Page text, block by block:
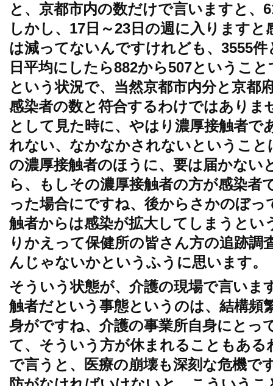
と、京都市内の数だけで言いますと、
しかし、17日～23日の週に入ります
は減ってないんですけれども、3555
日平均にしたら882から507というこ
という状況で、当然京都市内分と京都
感染者の数と符合するわけではありま
として見た時に、やはり濃厚接触者で
れない、なかなかされないということ
の濃厚接触者のほうに、要は届かない
ら、もしその濃厚接触者の方が感染者
った場合にですね、後からさかのぼっ
触者からは感染が拡大してしまうとい
りかえって保健所の皆さん方の追跡調
んじゃないかというふうに思います。
そういう状態が、介護の現場で言いま
触者だという事態というのは、結構頻
身がですね、介護の事業所自身にとっ
て、そういう方が休まれることもあ
で言うと、医療の崩壊も深刻な危機で